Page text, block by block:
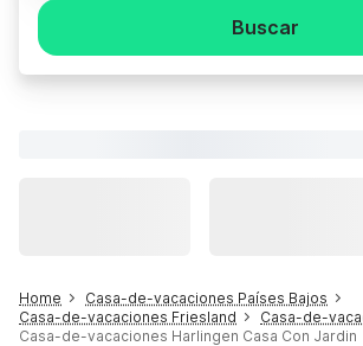
Buscar
Home
Casa-de-vacaciones Países Bajos
Casa-de-vacaciones Friesland
Casa-de-
Casa-de-vacaciones Harlingen Casa Con Jardin